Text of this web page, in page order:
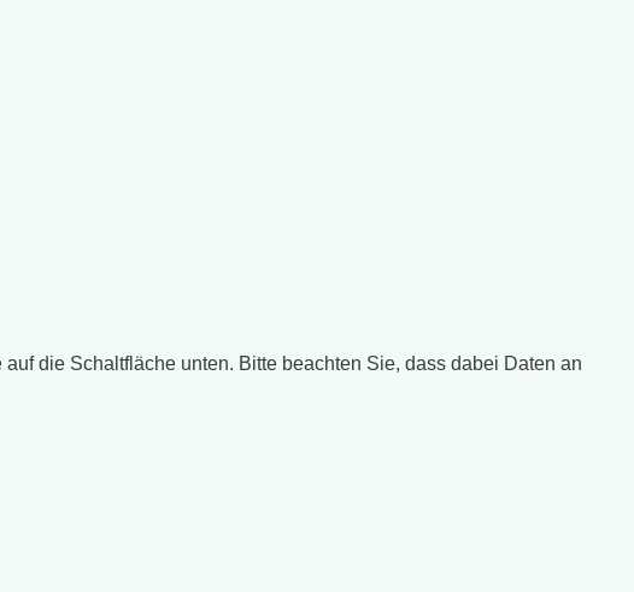
die Schaltfläche unten. Bitte beachten Sie, dass dabei Daten an